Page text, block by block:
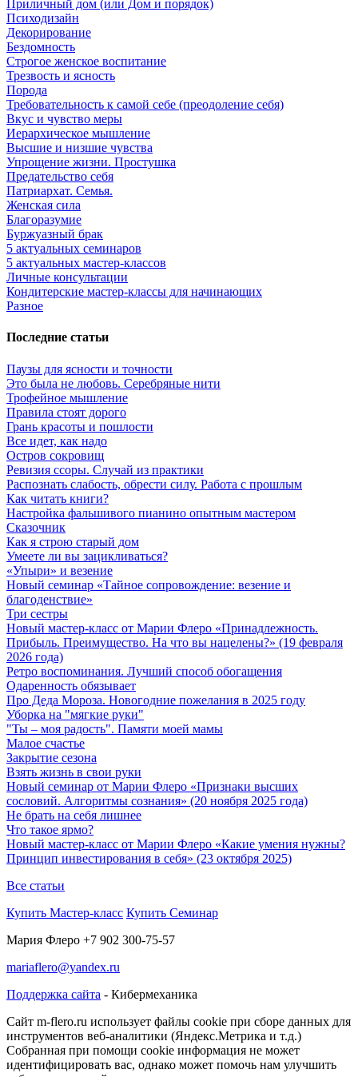
Приличный дом (или Дом и порядок)
Психодизайн
Декорирование
Бездомность
Строгое женское воспитание
Трезвость и ясность
Порода
Требовательность к самой себе (преодоление себя)
Вкус и чувство меры
Иерархическое мышление
Высшие и низшие чувства
Упрощение жизни. Простушка
Предательство себя
Патриархат. Семья.
Женская сила
Благоразумие
Буржуазный брак
5 актуальных семинаров
5 актуальных мастер-классов
Личные консультации
Кондитерские мастер-классы для начинающих
Разное
Последние статьи
Паузы для ясности и точности
Это была не любовь. Серебряные нити
Трофейное мышление
Правила стоят дорого
Грань красоты и пошлости
Все идет, как надо
Остров сокровищ
Ревизия ссоры. Случай из практики
Распознать слабость, обрести силу. Работа с прошлым
Как читать книги?
Настройка фальшивого пианино опытным мастером
Сказочник
Как я строю старый дом
Умеете ли вы зацикливаться?
«Упыри» и везение
Новый семинар «Тайное сопровождение: везение и
благоденствие»
Три сестры
Новый мастер-класс от Марии Флеро «Принадлежность.
Прибыль. Преимущество. На что вы нацелены?» (19 февраля
2026 года)
Ретро воспоминания. Лучший способ обогащения
Одаренность обязывает
Про Деда Мороза. Новогодние пожелания в 2025 году
Уборка на "мягкие руки"
"Ты – моя радость". Памяти моей мамы
Малое счастье
Закрытие сезона
Взять жизнь в свои руки
Новый семинар от Марии Флеро «Признаки высших
сословий. Алгоритмы сознания» (20 ноября 2025 года)
Не брать на себя лишнее
Что такое ярмо?
Новый мастер-класс от Марии Флеро «Какие умения нужны?
Принцип инвестирования в себя» (23 октября 2025)
Все статьи
Купить Мастер-класс Купить Семинар
Мария Флеро +7 902 300-75-57
mariaflero@yandex.ru
Поддержка сайта - Кибермеханика
Cайт m-flero.ru использует файлы cookie при сборе данных для
инструментов веб-аналитики (Яндекс.Метрика и т.д.)
Собранная при помощи cookie информация не может
идентифицировать вас, однако может помочь нам улучшить